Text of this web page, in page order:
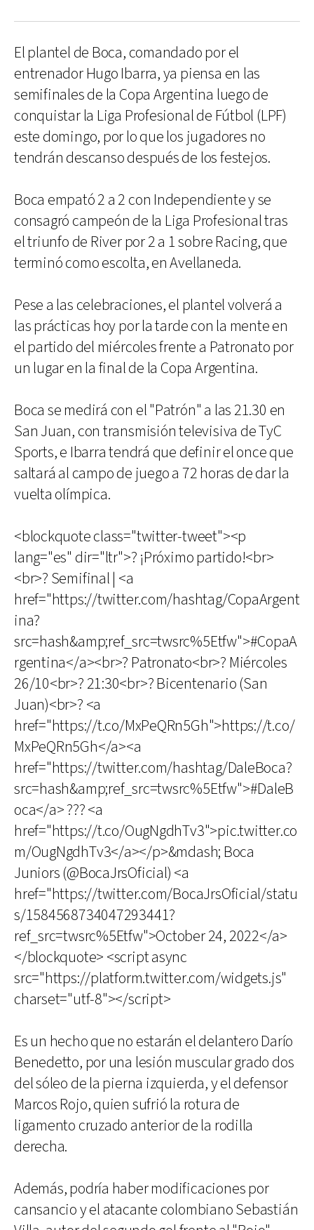
El plantel de Boca, comandado por el
entrenador Hugo Ibarra, ya piensa en las
semifinales de la Copa Argentina luego de
conquistar la Liga Profesional de Fútbol (LPF)
este domingo, por lo que los jugadores no
tendrán descanso después de los festejos.
Boca empató 2 a 2 con Independiente y se
consagró campeón de la Liga Profesional tras
el triunfo de River por 2 a 1 sobre Racing, que
terminó como escolta, en Avellaneda.
Pese a las celebraciones, el plantel volverá a
las prácticas hoy por la tarde con la mente en
el partido del miércoles frente a Patronato por
un lugar en la final de la Copa Argentina.
Boca se medirá con el "Patrón" a las 21.30 en
San Juan, con transmisión televisiva de TyC
Sports, e Ibarra tendrá que definir el once que
saltará al campo de juego a 72 horas de dar la
vuelta olímpica.
<blockquote class="twitter-tweet"><p
lang="es" dir="ltr">? ¡Próximo partido!<br>
<br>? Semifinal | <a
href="https://twitter.com/hashtag/CopaArgent
ina?
src=hash&amp;ref_src=twsrc%5Etfw">#CopaA
rgentina</a><br>? Patronato<br>? Miércoles
26/10<br>? 21:30<br>? Bicentenario (San
Juan)<br>? <a
href="https://t.co/MxPeQRn5Gh">https://t.co/
MxPeQRn5Gh</a><a
href="https://twitter.com/hashtag/DaleBoca?
src=hash&amp;ref_src=twsrc%5Etfw">#DaleB
oca</a> ??? <a
href="https://t.co/OugNgdhTv3">pic.twitter.co
m/OugNgdhTv3</a></p>&mdash; Boca
Juniors (@BocaJrsOficial) <a
href="https://twitter.com/BocaJrsOficial/statu
s/1584568734047293441?
ref_src=twsrc%5Etfw">October 24, 2022</a>
</blockquote> <script async
src="https://platform.twitter.com/widgets.js"
charset="utf-8"></script>
Es un hecho que no estarán el delantero Darío
Benedetto, por una lesión muscular grado dos
del sóleo de la pierna izquierda, y el defensor
Marcos Rojo, quien sufrió la rotura de
ligamento cruzado anterior de la rodilla
derecha.
Además, podría haber modificaciones por
cansancio y el atacante colombiano Sebastián